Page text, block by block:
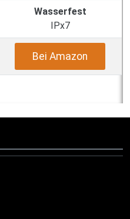
Wasserfest
IPx7
Bei Amazon